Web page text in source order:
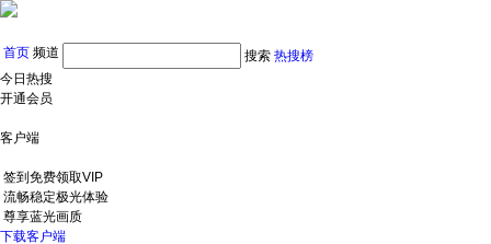
首页 频道 搜索 热搜榜
今日热搜
开通会员
客户端
签到免费领取VIP
流畅稳定极光体验
尊享蓝光画质
下载客户端